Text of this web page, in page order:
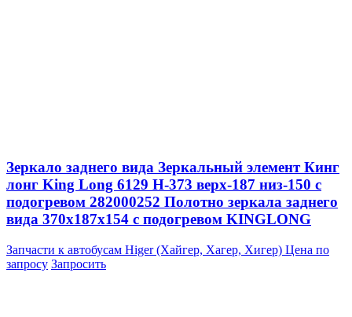
Зеркало заднего вида Зеркальный элемент Кинг
лонг King Long 6129 H-373 верх-187 низ-150 с
подогревом 282000252 Полотно зеркала заднего
вида 370x187x154 с подогревом KINGLONG
Запчасти к автобусам Higer (Хайгер, Хагер, Хигер) Цена по
запросу Запросить